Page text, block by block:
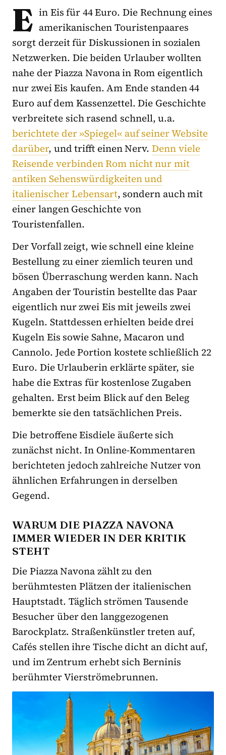
E in Eis für 44 Euro. Die Rechnung eines
amerikanischen Touristenpaares
sorgt derzeit für Diskussionen in sozialen
Netzwerken. Die beiden Urlauber wollten
nahe der Piazza Navona in Rom eigentlich
nur zwei Eis kaufen. Am Ende standen 44
Euro auf dem Kassenzettel. Die Geschichte
verbreitete sich rasend schnell, u.a.
berichtete der »Spiegel« auf seiner Website
darüber, und trifft einen Nerv.Denn viele
Reisende verbinden Rom nicht nur mit
antiken Sehenswürdigkeiten und
italienischer Lebensart, sondern auch mit
einer langen Geschichte von
Touristenfallen.
Der Vorfall zeigt, wie schnell eine kleine
Bestellung zu einer ziemlich teuren und
bösen Überraschung werden kann. Nach
Angaben der Touristin bestellte das Paar
eigentlich nur zwei Eis mit jeweils zwei
Kugeln. Stattdessen erhielten beide drei
Kugeln Eis sowie Sahne, Macaron und
Cannolo. Jede Portion kostete schließlich 22
Euro. Die Urlauberin erklärte später, sie
habe die Extras für kostenlose Zugaben
gehalten. Erst beim Blick auf den Beleg
bemerkte sie den tatsächlichen Preis.
Die betroffene Eisdiele äußerte sich
zunächst nicht. In Online-Kommentaren
berichteten jedoch zahlreiche Nutzer von
ähnlichen Erfahrungen in derselben
Gegend.
WARUM DIE PIAZZA NAVONA
IMMER WIEDER IN DER KRITIK
STEHT
Die Piazza Navona zählt zu den
berühmtesten Plätzen der italienischen
Hauptstadt. Täglich strömen Tausende
Besucher über den langgezogenen
Barockplatz. Straßenkünstler treten auf,
Cafés stellen ihre Tische dicht an dicht auf,
und im Zentrum erhebt sich Berninis
berühmter Vierströmebrunnen.